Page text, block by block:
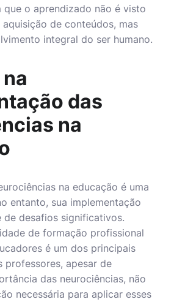
que o aprendizado não é visto
de conteúdos, mas
integral do ser humano.
das
na
na educação é uma
entanto, sua implementação
de desafios significativos.
de formação profissional
é um dos principais
professores, apesar de
das neurociências, não
necessária para aplicar esses